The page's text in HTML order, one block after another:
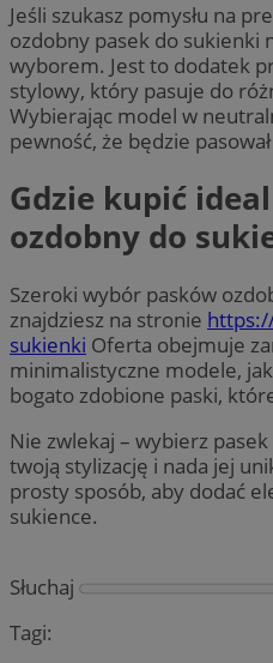
Jeśli szukasz pomysłu na
ozdobny pasek do sukienki
wyborem. Jest to dodatek
stylowy, który pasuje do
Wybierając model w
pewność, że będzie
Gdzie kupić
ozdobny do
Szeroki wybór pasków
znajdziesz na stronie
sukienki Oferta obejmuje
minimalistyczne modele,
bogato zdobione paski,
Nie zwlekaj – wybierz
twoją stylizację i nada jej
prosty sposób, aby dodać
sukience.
Słuchaj
Tagi: